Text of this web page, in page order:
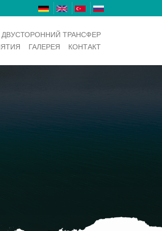
ДВУСТОРОННИЙ ТРАНСФЕР
ГАЛЕРЕЯ КОНТАКТ